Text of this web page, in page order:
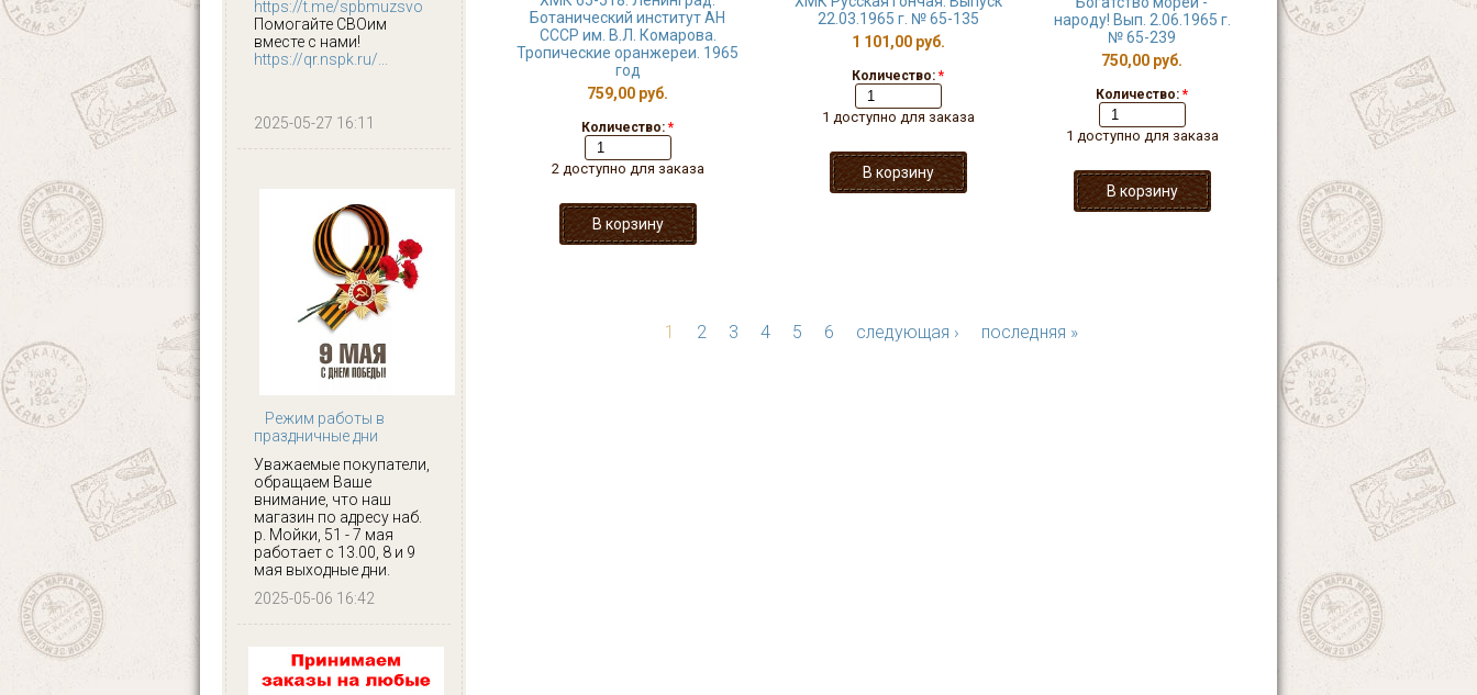
https://t.me/spbmuzsvo
Помогайте СВОим
вместе с нами!
https://qr.nspk.ru/...
2025-05-27 16:11
Режим работы в
праздничные дни
Уважаемые покупатели,
обращаем Ваше
внимание, что наш
магазин по адресу наб.
р. Мойки, 51 - 7 мая
работает с 13.00, 8 и 9
мая выходные дни.
2025-05-06 16:42
Ботанический институт АН
СССР им. В.Л. Комарова.
Тропические оранжереи. 1965
год
759,00 руб.
Количество: *
2 доступно для заказа
22.03.1965 г. № 65-135
1 101,00 руб.
Количество: *
1 доступно для заказа
народу! Вып. 2.06.1965 г.
№ 65-239
750,00 руб.
Количество: *
1 доступно для заказа
1 2 3 4 5 6 следующая › последняя »